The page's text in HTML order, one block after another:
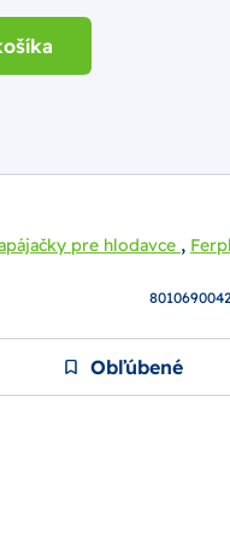
pre hlodavce ,
Obľúbené